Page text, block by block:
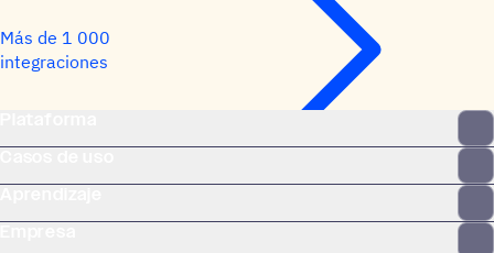
Más de 1 000
integraciones